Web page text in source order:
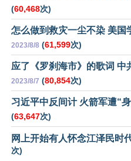
(60,468次)
怎么做到救灾一尘不染 美国
2023/8/8 (61,599次)
应了《罗刹海市》的歌词 中
2023/8/7 (80,854次)
习近平中反间计 火箭军遭“
(63,647次)
网上开始有人怀念江泽民时
次)